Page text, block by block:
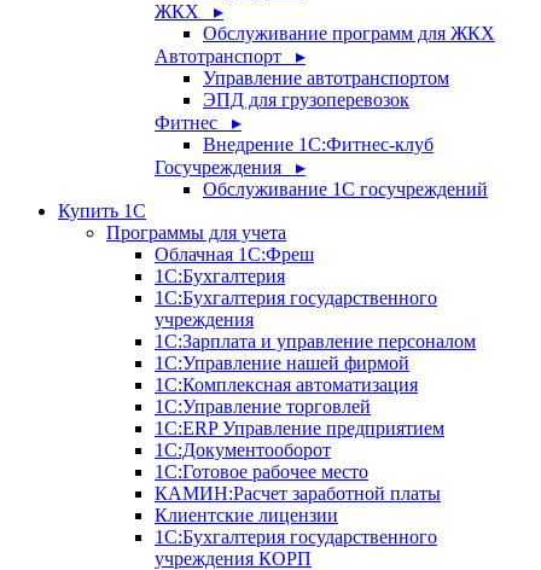
ЖКХ ▸
Обслуживание программ для ЖКХ
Автотранспорт ▸
Управление автотранспортом
ЭПД для грузоперевозок
Фитнес ▸
Внедрение 1С:Фитнес-клуб
Госучреждения ▸
Обслуживание 1С госучреждений
Купить 1С
Программы для учета
Облачная 1С:Фреш
1С:Бухгалтерия
1С:Бухгалтерия государственного
учреждения
1С:Зарплата и управление персоналом
1С:Управление нашей фирмой
1С:Комплексная автоматизация
1С:Управление торговлей
1С:ERP Управление предприятием
1С:Документооборот
1C:Готовое рабочее место
КАМИН:Расчет заработной платы
Клиентские лицензии
1С:Бухгалтерия государственного
учреждения КОРП